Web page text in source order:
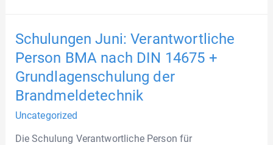
Schulungen Juni: Verantwortliche
Person BMA nach DIN 14675 +
Grundlagenschulung der
Brandmeldetechnik
Uncategorized
Die Schulung Verantwortliche Person für